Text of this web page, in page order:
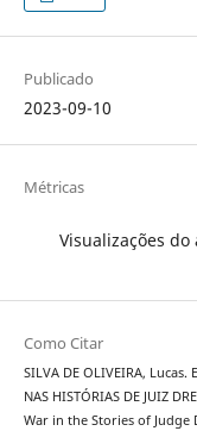
Publicado
2023-09-10
Métricas
Visualizações do
Como Citar
SILVA DE OLIVEIRA, Lucas.
NAS HISTÓRIAS DE JUIZ
War in the Stories of Judge